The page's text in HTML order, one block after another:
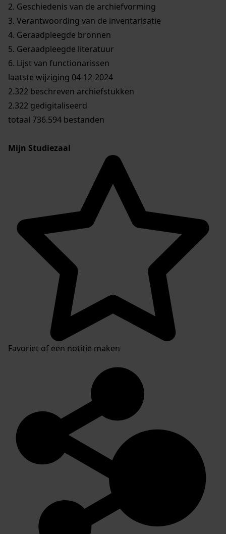
2. Geschiedenis van de archiefvorming
3. Verantwoording van de inventarisatie
4. Geraadpleegde bronnen
5. Geraadpleegde literatuur
6. Lijst van functionarissen
laatste wijziging 04-12-2024
2.322 beschreven archiefstukken
2.322 gedigitaliseerd
totaal 736.594 bestanden
Mijn Studiezaal
Favoriet of een notitie maken